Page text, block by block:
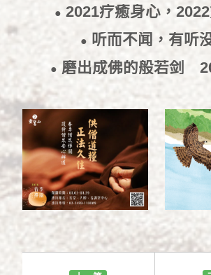
● 2021疗癒身心，
● 听而不闻，有听
● 磨出成佛的般若剑